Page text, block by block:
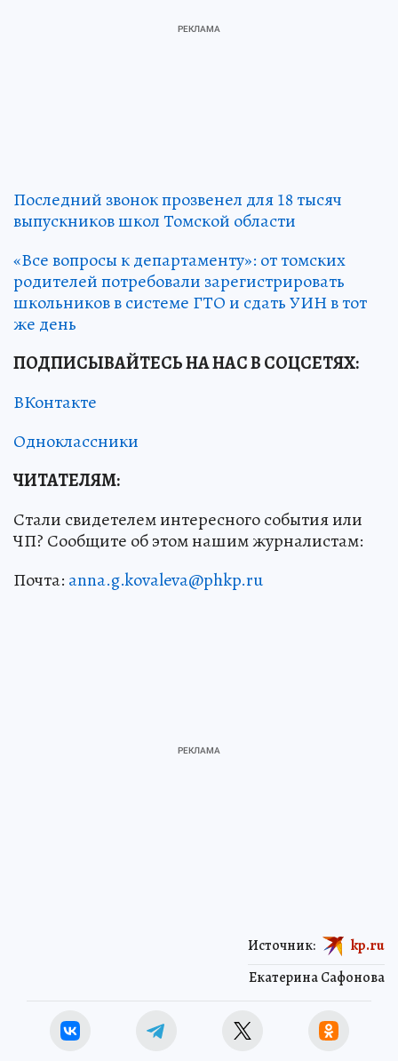
Последний звонок прозвенел для 18 тысяч
выпускников школ Томской области
«Все вопросы к департаменту»: от томских
родителей потребовали зарегистрировать
школьников в системе ГТО и сдать УИН в тот
же день
ПОДПИСЫВАЙТЕСЬ НА НАС В СОЦСЕТЯХ:
ВКонтакте
Одноклассники
ЧИТАТЕЛЯМ:
Стали свидетелем интересного события или
ЧП? Сообщите об этом нашим журналистам:
Почта: anna.g.kovaleva@phkp.ru
Екатерина Сафонова
Источник: kp.ru